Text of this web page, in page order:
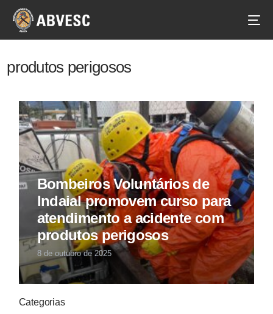
produtos perigosos
Bombeiros Voluntários de
Indaial promovem curso para
atendimento a acidente com
produtos perigosos
8 de outubro de 2025
Categorias